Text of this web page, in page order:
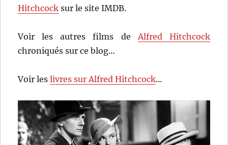
Hitchcock sur le site IMDB.
Voir les autres films deAlfred Hitchcock
chroniqués sur ce blog…
Voir leslivres sur Alfred Hitchcock…